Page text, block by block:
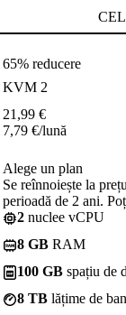
65% reducere
KVM 2
21,99 €
7,79 €/lună
Alege un plan
Se reînnoiește la
perioadă de 2 ani.
2 nuclee vCPU
8 GB RAM
100 GB spațiu de
8 TB lățime de